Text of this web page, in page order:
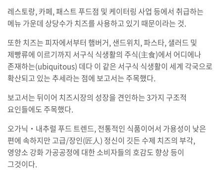
레스토랑, 카페, 패스트 푸드점 및 케이터링 사업 등에서 취급하는
메뉴 가운데 상당수가 치즈를 사용하고 있기 때문이라는 것.
또한 치즈는 피자에서부터 햄버거, 샌드위치, 파스타, 샐러드 및
제빵류에 이르기까지 서구식 식생활의 주식(主食)에서 어디에나
존재하는(ubiquitous) 데다 이 같은 서구식 식생활이 세계 각국으로
확산되고 있는 추세라는 점에 보고서는 주목했다.
보고서는 뒤이어 치즈시장의 성장을 견인하는 3가지 구조적
요인들에도 주목했다.
오가닉‧내추럴 푸드 트렌드, 전통적인 식품이어서 가용성이 낮은
편에 속하지만 고급/장인(匠人) 정신이 깃든 수제 치즈의 부각,
영양소 강화 가공공정에 대한 소비자들의 호감도 향상 등이
그것이다.